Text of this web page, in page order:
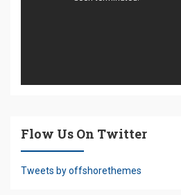
Flow Us On Twitter
Tweets by offshorethemes